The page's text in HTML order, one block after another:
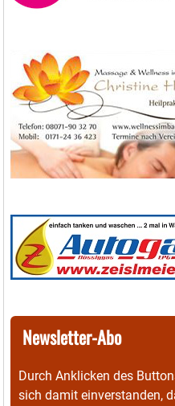
Newsletter-Abo
Durch Anklicken des
sich damit einverstanden,